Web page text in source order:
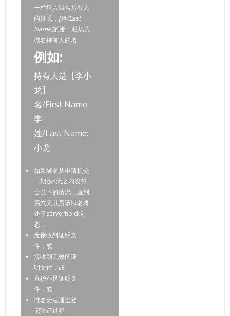
一栏填入域名持有人
的姓氏， [姓/Last
Name]的那一栏填入
域名持有人的名.
例如:
持有人是【李小
龙】
名/First Name:
李
姓/Last Name:
小龙
如果域名从申请提交
日期起5天之内没符
合以下的情况，直到
第六天以后该域名将
处于serverhold状
态：
无接收到证明文
件，或
接收到无效的证
明文件，或
直径不足证明文
件，或
域名无法通过登
记验证过程